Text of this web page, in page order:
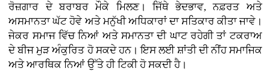
ਰੋਜ਼ਗਾਰ ਦੇ ਬਰਾਬਰ ਮੌਕੇ ਮਿਲਣ। ਜਿੱਥੇ ਭੇਦਭਾਵ, ਨਫ਼ਰਤ ਅਤੇ
ਅਸਮਾਨਤਾ ਘੱਟ ਹੋਵੇ ਅਤੇ ਮਨੁੱਖੀ ਅਧਿਕਾਰਾਂ ਦਾ ਸਤਿਕਾਰ ਕੀਤਾ ਜਾਵੇ।
ਜੇਕਰ ਸਮਾਜ ਵਿੱਚ ਨਿਆਂ ਅਤੇ ਸਮਾਨਤਾ ਦੀ ਘਾਟ ਰਹੇਗੀ ਤਾਂ ਟਕਰਾਅ
ਦੇ ਬੀਜ ਮੁੜ ਅੰਕੁਰਿਤ ਹੋ ਸਕਦੇ ਹਨ। ਇਸ ਲਈ ਸ਼ਾਂਤੀ ਦੀ ਨੀਂਹ ਸਮਾਜਿਕ
ਅਤੇ ਆਰਥਿਕ ਨਿਆਂ ਉੱਤੇ ਹੀ ਟਿਕੀ ਹੋ ਸਕਦੀ ਹੈ।